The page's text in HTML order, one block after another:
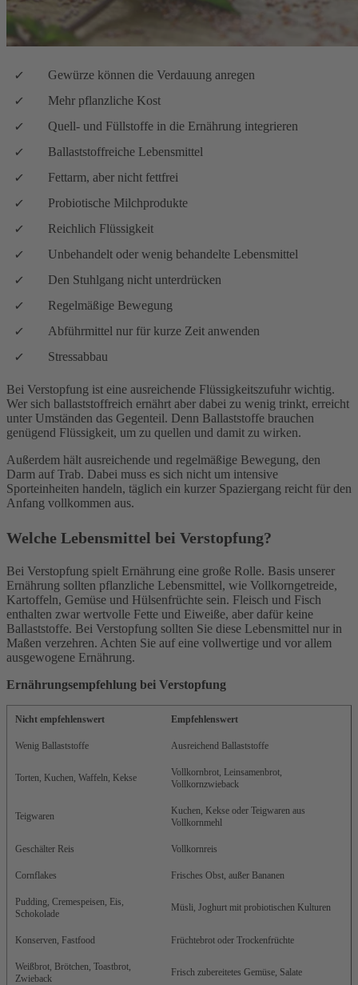
Gewürze können die Verdauung anregen
Mehr pflanzliche Kost
Quell- und Füllstoffe in die Ernährung integrieren
Ballaststoffreiche Lebensmittel
Fettarm, aber nicht fettfrei
Probiotische Milchprodukte
Reichlich Flüssigkeit
Unbehandelt oder wenig behandelte Lebensmittel
Den Stuhlgang nicht unterdrücken
Regelmäßige Bewegung
Abführmittel nur für kurze Zeit anwenden
Stressabbau
Bei Verstopfung ist eine ausreichende Flüssigkeitszufuhr wichtig.
Wer sich ballaststoffreich ernährt aber dabei zu wenig trinkt, erreicht
unter Umständen das Gegenteil. Denn Ballaststoffe brauchen
genügend Flüssigkeit, um zu quellen und damit zu wirken.
Außerdem hält ausreichende und regelmäßige Bewegung, den
Darm auf Trab. Dabei muss es sich nicht um intensive
Sporteinheiten handeln, täglich ein kurzer Spaziergang reicht für den
Anfang vollkommen aus.
Welche Lebensmittel bei Verstopfung?
Bei Verstopfung spielt Ernährung eine große Rolle. Basis unserer
Ernährung sollten pflanzliche Lebensmittel, wie Vollkorngetreide,
Kartoffeln, Gemüse und Hülsenfrüchte sein. Fleisch und Fisch
enthalten zwar wertvolle Fette und Eiweiße, aber dafür keine
Ballaststoffe. Bei Verstopfung sollten Sie diese Lebensmittel nur in
Maßen verzehren. Achten Sie auf eine vollwertige und vor allem
ausgewogene Ernährung.
Ernährungsempfehlung bei Verstopfung
Nicht empfehlenswert Empfehlenswert
Wenig Ballaststoffe Ausreichend Ballaststoffe
Torten, Kuchen, Waffeln, Kekse
Vollkornbrot, Leinsamenbrot,
Vollkornzwieback
Teigwaren
Kuchen, Kekse oder Teigwaren aus
Vollkornmehl
Geschälter Reis Vollkornreis
Cornflakes Frisches Obst, außer Bananen
Pudding, Cremespeisen, Eis,
Schokolade
Müsli, Joghurt mit probiotischen Kulturen
Konserven, Fastfood Früchtebrot oder Trockenfrüchte
Weißbrot, Brötchen, Toastbrot,
Zwieback
Frisch zubereitetes Gemüse, Salate